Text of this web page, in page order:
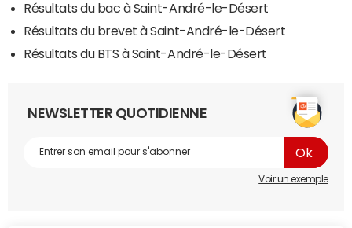
Résultats du bac à Saint-André-le-Désert
Résultats du brevet à Saint-André-le-Désert
Résultats du BTS à Saint-André-le-Désert
NEWSLETTER QUOTIDIENNE
Voir un exemple